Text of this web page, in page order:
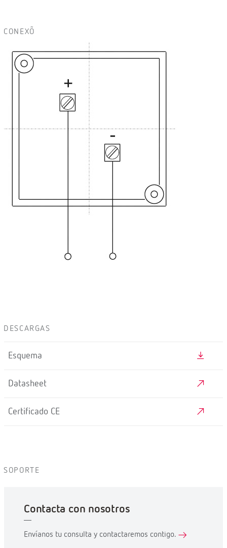
CONEXÕ
DESCARGAS
Esquema
Datasheet
Certificado CE
SOPORTE
Contacta con nosotros
Envíanos tu consulta y contactaremos contigo.